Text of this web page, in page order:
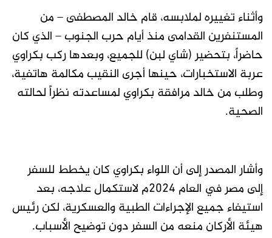
وأثناء تغييره لملابسه، قام خالد المصطفى – من
المستنفرين القدامى منذ أيام حرب الجنوب – الذي كان
حاضراً، بتحضير (شاي لبن) للجميع، وبعدها ركب بكراوي
عربة الاستخبارات، حينها أجرى النقيب مكالمة هاتفية،
وطلب من خالد مرافقة بكراوي لمساعدته نظراً لحالته
الصحية.
وأشار المصدر إلى أن اللواء بكراوي كان يخطط للسفر
إلى مصر في العام 2024م لاستكمال علاجه، بعد
استيفاء جميع الإجراءات الطبية والعسكرية، لكن رئيس
هيئة الأركان منعه من السفر دون توضيح الأسباب.